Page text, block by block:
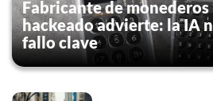
informatie: zie onsprivacy- en
Fabricante de
hackeado advierte: la IA
fallo clave